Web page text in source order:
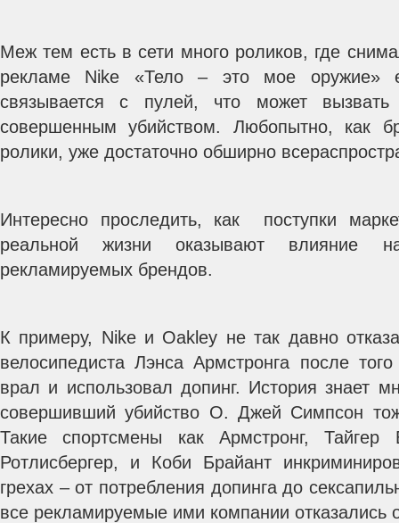
Меж тем есть в сети много роликов, где
рекламе Nike «Тело – это мое оружие»
связывается с пулей, что может
совершенным убийством. Любопытно, как
ролики, уже достаточно обширно
Интересно проследить, как поступки
реальной жизни оказывают влияние
рекламируемых брендов.
К примеру, Nike и Oakley не так давно
велосипедиста Лэнса Армстронга после
врал и использовал допинг. История знает
совершивший убийство О. Джей Симпсон
Такие спортсмены как Армстронг,
Ротлисбергер, и Коби Брайант
грехах – от потребления допинга до
все рекламируемые ими компании отказались